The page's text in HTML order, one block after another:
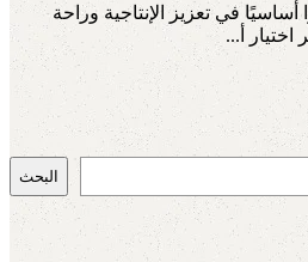
أساسيًا في تعزيز الإنتاجية وراحة
اختيار أ...
البحث